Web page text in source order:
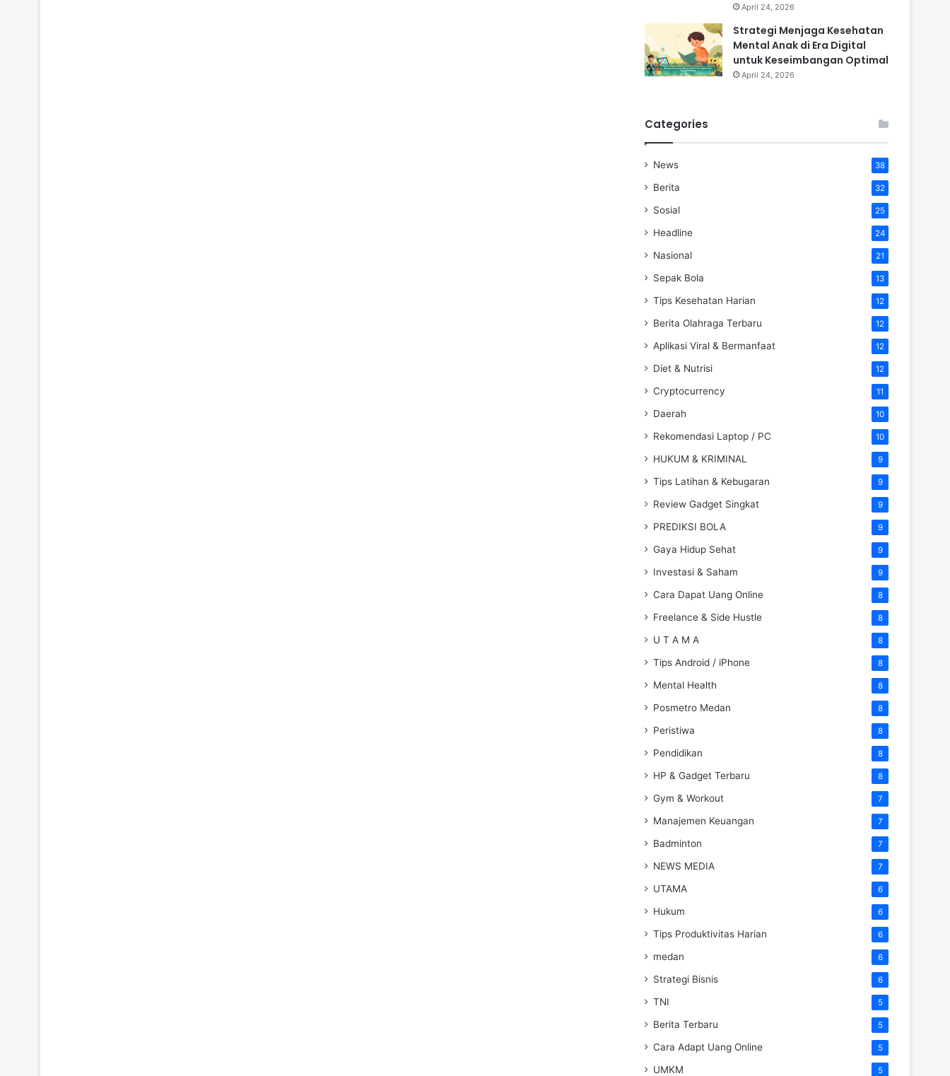
April 24, 2026
Strategi Menjaga Kesehatan
Mental Anak di Era Digital
untuk Keseimbangan Optimal
April 24, 2026
Categories
News 38
Berita 32
Sosial 25
Headline 24
Nasional 21
Sepak Bola 13
Tips Kesehatan Harian 12
Berita Olahraga Terbaru 12
Aplikasi Viral & Bermanfaat 12
Diet & Nutrisi 12
Cryptocurrency 11
Daerah 10
Rekomendasi Laptop / PC 10
HUKUM & KRIMINAL 9
Tips Latihan & Kebugaran 9
Review Gadget Singkat 9
PREDIKSI BOLA 9
Gaya Hidup Sehat 9
Investasi & Saham 9
Cara Dapat Uang Online 8
Freelance & Side Hustle 8
U T A M A 8
Tips Android / iPhone 8
Mental Health 8
Posmetro Medan 8
Peristiwa 8
Pendidikan 8
HP & Gadget Terbaru 8
Gym & Workout 7
Manajemen Keuangan 7
Badminton 7
NEWS MEDIA 7
UTAMA 6
Hukum 6
Tips Produktivitas Harian 6
medan 6
Strategi Bisnis 6
TNI 5
Berita Terbaru 5
Cara Adapt Uang Online 5
UMKM 5